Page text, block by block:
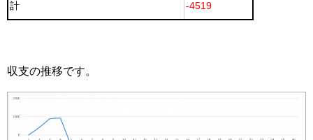
計 -4519
収支の推移です。